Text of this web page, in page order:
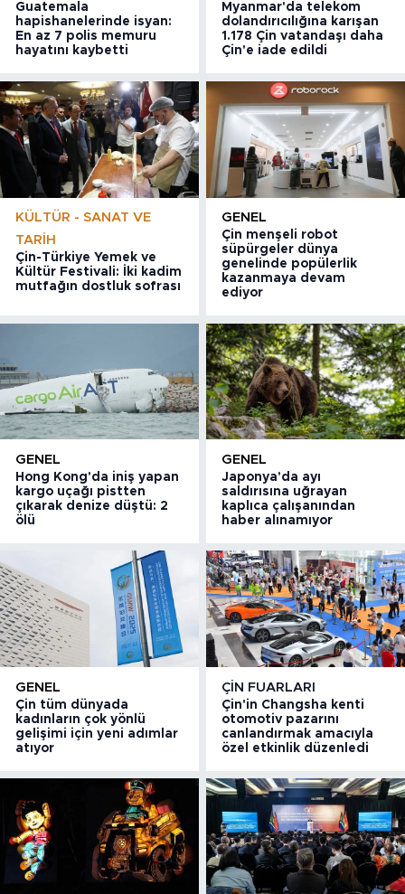
Guatemala
hapishanelerinde isyan:
En az 7 polis memuru
hayatını kaybetti
Myanmar'da telekom
dolandırıcılığına karışan
1.178 Çin vatandaşı daha
Çin'e iade edildi
KÜLTÜR - SANAT VE
TARIH
Çin-Türkiye Yemek ve
Kültür Festivali: İki kadim
mutfağın dostluk sofrası
GENEL
Çin menşeli robot
süpürgeler dünya
genelinde popülerlik
kazanmaya devam
ediyor
GENEL
Hong Kong'da iniş yapan
kargo uçağı pistten
çıkarak denize düştü: 2
ölü
GENEL
Japonya'da ayı
saldırısına uğrayan
kaplıca çalışanından
haber alınamıyor
GENEL
Çin tüm dünyada
kadınların çok yönlü
gelişimi için yeni adımlar
atıyor
ÇIN FUARLARI
Çin'in Changsha kenti
otomotiv pazarını
canlandırmak amacıyla
özel etkinlik düzenledi